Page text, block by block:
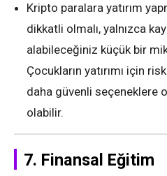
Kripto paralara yatırım
dikkatli olmalı, yalnızca
alabileceğiniz küçük bir
Çocukların yatırımı için
daha güvenli seçeneklere
olabilir.
7. Finansal Eğitim